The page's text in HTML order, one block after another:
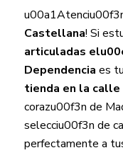
Castellana! Si
articuladas
Dependencia es
tienda en la calle
corazu00f3n de
selecciu00f3n de
perfectamente a